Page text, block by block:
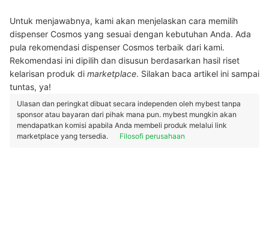
Untuk menjawabnya, kami akan menjelaskan cara memilih
dispenser Cosmos yang sesuai dengan kebutuhan Anda. Ada
pula rekomendasi dispenser Cosmos terbaik dari kami.
Rekomendasi ini dipilih dan disusun berdasarkan hasil riset
kelarisan produk di marketplace. Silakan baca artikel ini sampai
tuntas, ya!
Ulasan dan peringkat dibuat secara independen oleh mybest tanpa
sponsor atau bayaran dari pihak mana pun. mybest mungkin akan
mendapatkan komisi apabila Anda membeli produk melalui link
marketplace yang tersedia.
Filosofi perusahaan